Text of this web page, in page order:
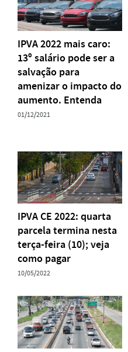
IPVA 2022 mais caro:
13º salário pode ser a
salvação para
amenizar o impacto do
aumento. Entenda
01/12/2021
IPVA CE 2022: quarta
parcela termina nesta
terça-feira (10); veja
como pagar
10/05/2022